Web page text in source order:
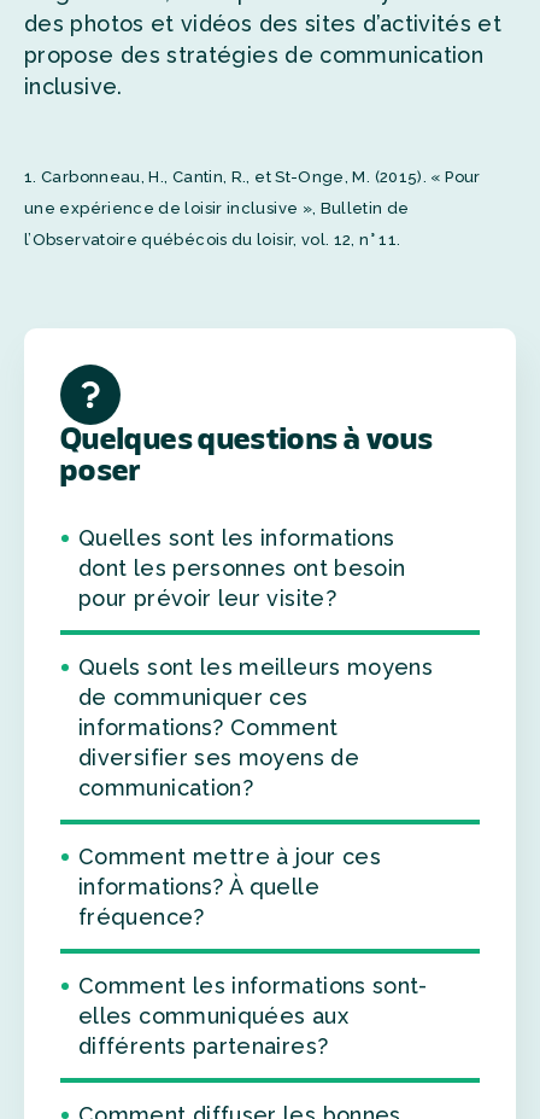
des photos et vidéos des sites d’activités et
propose des stratégies de communication
inclusive.
1. Carbonneau, H., Cantin, R., et St-Onge, M. (2015). « Pour
une expérience de loisir inclusive », Bulletin de
l’Observatoire québécois du loisir, vol. 12, n° 11.
Quelques questions à vous
poser
Quelles sont les informations
dont les personnes ont besoin
pour prévoir leur visite?
Quels sont les meilleurs moyens
de communiquer ces
informations? Comment
diversifier ses moyens de
communication?
Comment mettre à jour ces
informations? À quelle
fréquence?
Comment les informations sont-
elles communiquées aux
différents partenaires?